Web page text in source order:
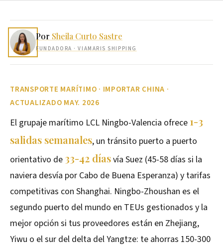
Por Sheila Curto Sastre
FUNDADORA · VIAMARIS SHIPPING
TRANSPORTE MARÍTIMO · IMPORTAR CHINA ·
ACTUALIZADO MAY. 2026
El grupaje marítimo LCL Ningbo-Valencia ofrece 1-3
salidas semanales, un tránsito puerto a puerto
orientativo de 33-42 díasvía Suez (45-58 días si la
naviera desvía por Cabo de Buena Esperanza) y tarifas
competitivas con Shanghai. Ningbo-Zhoushan es el
segundo puerto del mundo en TEUs gestionados y la
mejor opción si tus proveedores están en Zhejiang,
Yiwu o el sur del delta del Yangtze: te ahorras 150-300